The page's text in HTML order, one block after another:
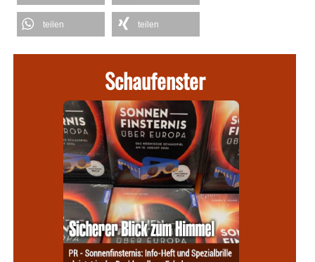
teilen teilen
Schaufenster